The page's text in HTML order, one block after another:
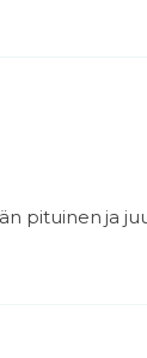
pituinen ja